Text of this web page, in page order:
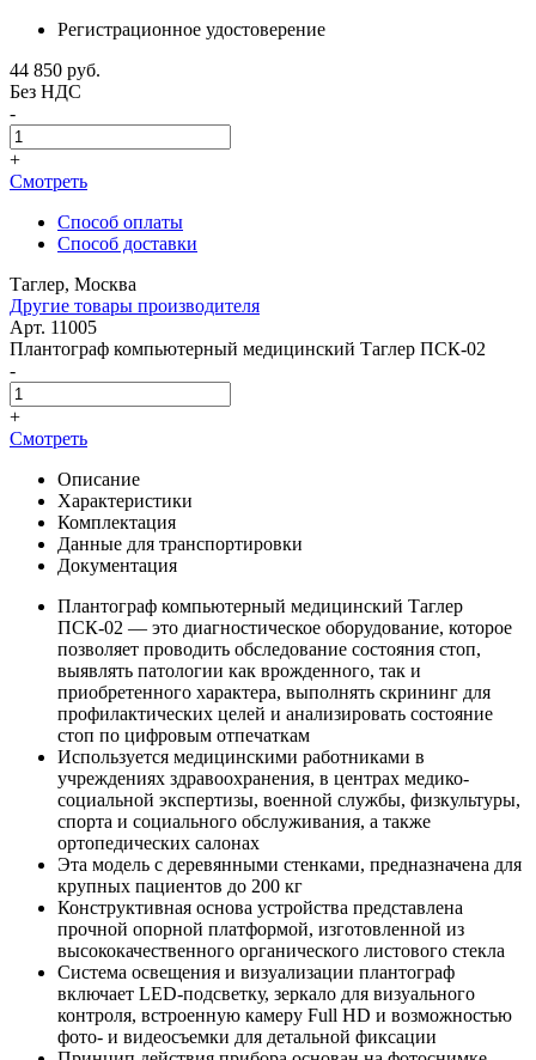
Регистрационное удостоверение
44 850 руб.
Без НДС
-
+
Смотреть
Способ оплаты
Способ доставки
Таглер, Москва
Другие товары производителя
Арт. 11005
Плантограф компьютерный медицинский Таглер ПСК-02
-
+
Смотреть
Описание
Характеристики
Комплектация
Данные для транспортировки
Документация
Плантограф компьютерный медицинский Таглер
ПСК-02 — это диагностическое оборудование, которое
позволяет проводить обследование состояния стоп,
выявлять патологии как врожденного, так и
приобретенного характера, выполнять скрининг для
профилактических целей и анализировать состояние
стоп по цифровым отпечаткам
Используется медицинскими работниками в
учреждениях здравоохранения, в центрах медико-
социальной экспертизы, военной службы, физкультуры,
спорта и социального обслуживания, а также
ортопедических салонах
Эта модель с деревянными стенками, предназначена для
крупных пациентов до 200 кг
Конструктивная основа устройства представлена
прочной опорной платформой, изготовленной из
высококачественного органического листового стекла
Система освещения и визуализации плантограф
включает LED-подсветку, зеркало для визуального
контроля, встроенную камеру Full HD и возможностью
фото- и видеосъемки для детальной фиксации